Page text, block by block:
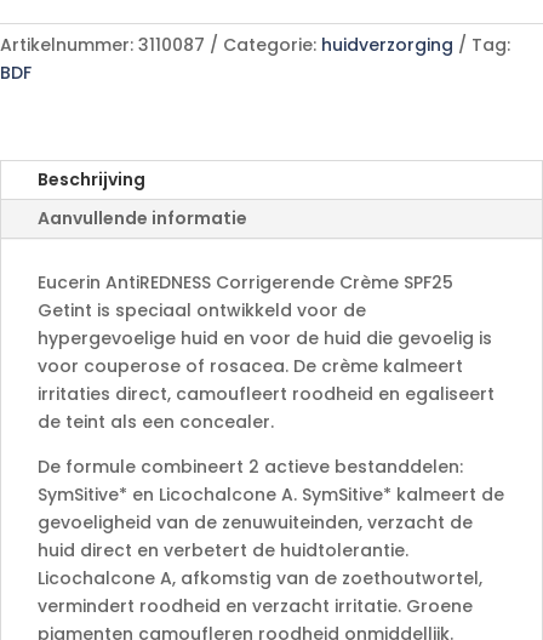
aantal
l
t
e
a
t
Artikelnummer: 3110087 Categorie: huidverzorging
Tag:
BDF
Beschrijving
Aanvullende informatie
Eucerin AntiREDNESS Corrigerende Crème SPF25
Getint is speciaal ontwikkeld voor de
hypergevoelige huid en voor de huid die gevoelig is
voor couperose of rosacea. De crème kalmeert
irritaties direct, camoufleert roodheid en egaliseert
de teint als een concealer.
De formule combineert 2 actieve bestanddelen:
SymSitive* en Licochalcone A. SymSitive* kalmeert de
gevoeligheid van de zenuwuiteinden, verzacht de
huid direct en verbetert de huidtolerantie.
Licochalcone A, afkomstig van de zoethoutwortel,
vermindert roodheid en verzacht irritatie. Groene
pigmenten camoufleren roodheid onmiddellijk.